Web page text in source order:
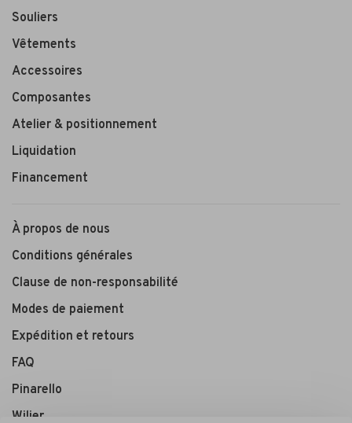
Souliers
Vêtements
Accessoires
Composantes
Atelier & positionnement
Liquidation
Financement
À propos de nous
Conditions générales
Clause de non-responsabilité
Modes de paiement
Expédition et retours
FAQ
Pinarello
Wilier